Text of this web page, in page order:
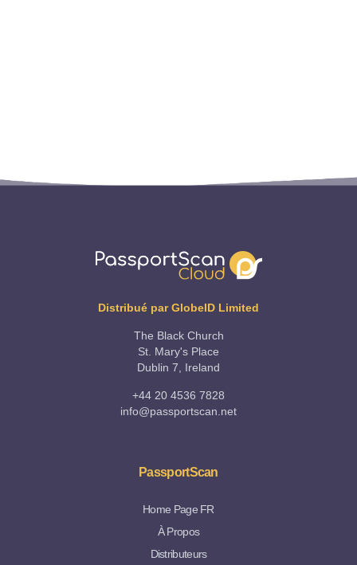
Distribué par GlobeID Limited
The Black Church
St. Mary's Place
Dublin 7, Ireland
+44 20 4536 7828
info@passportscan.net
PassportScan
Home Page FR
À Propos
Distributeurs